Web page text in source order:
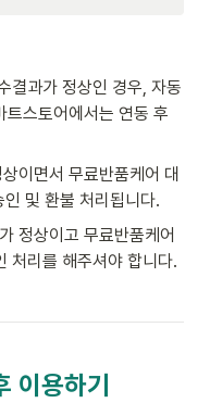
결과가 정상인 경우, 자동
스토어에서는 연동 후
이면서 무료반품케어 대
및 환불 처리됩니다.
정상이고 무료반품케어
처리를 해주셔야 합니다.
이용하기